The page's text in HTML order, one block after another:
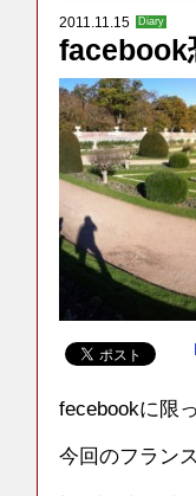
2011.11.15 Diary
facebook
fecebookに限
今回のフラン